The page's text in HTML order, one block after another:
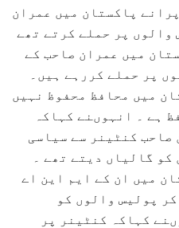
پاکستان میں عمران
والوں پر حملے کرتے تھے
میں عمران صاحب کے
پر حملے کررہے ہیں۔
میں محافظ محفوظ نہیں
ہے ۔ انہوںنے کہاکہ
صاحب کنٹینر سے سیاسی
کو گالیاں دیتے تھے ۔
میں ان کے ایم این اے
پولیس والوں کو
کہاکہ کنٹینر پر